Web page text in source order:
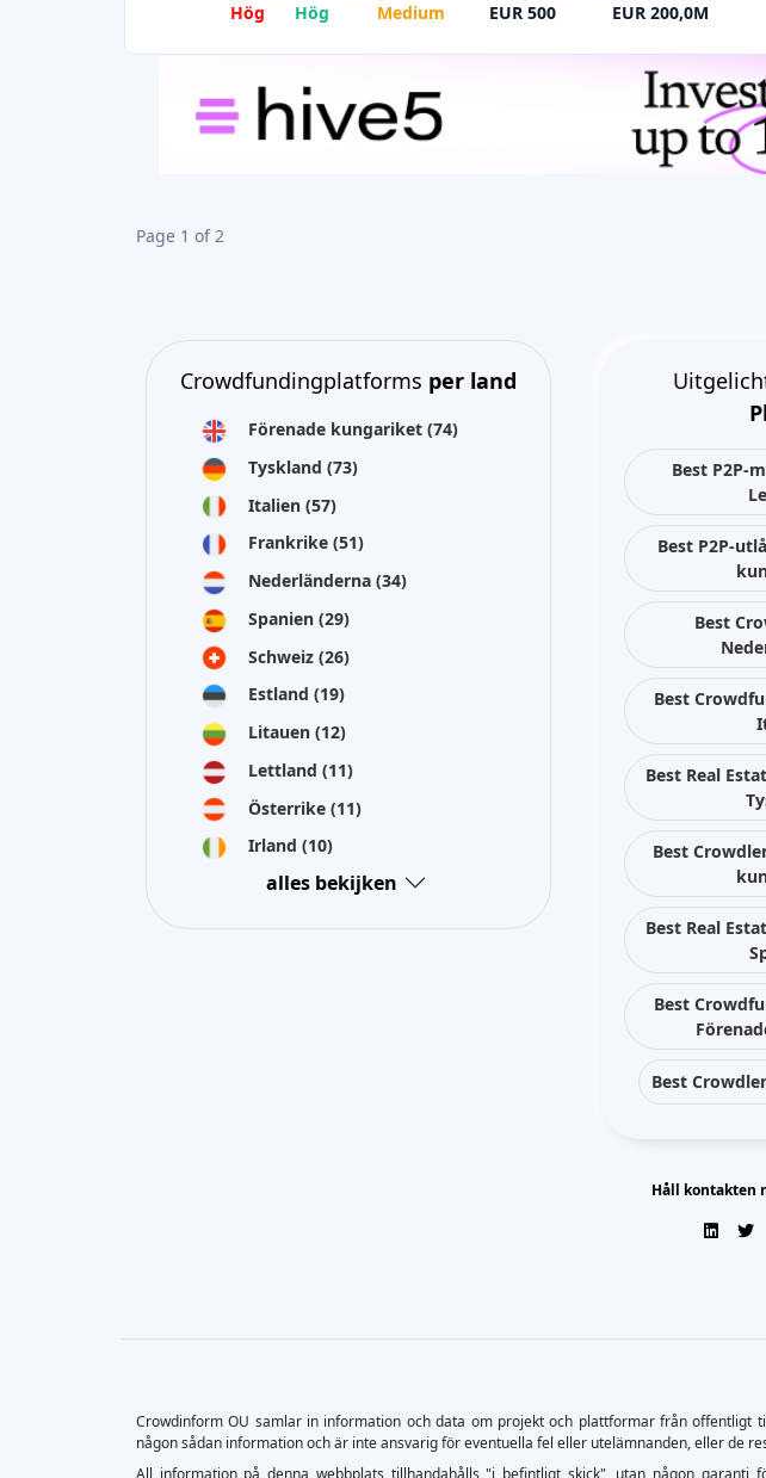
Hög Hög Medium EUR 500 EUR 200,0M
Page 1 of 2
Crowdfundingplatforms per land
Förenade kungariket (74)
Tyskland (73)
Italien (57)
Frankrike (51)
Nederländerna (34)
Spanien (29)
Schweiz (26)
Estland (19)
Litauen (12)
Lettland (11)
Österrike (11)
Irland (10)
alles bekijken
Best P2P-
Best P2P-
Best
Best
Best Real
Best
Best Real
Best
Best
Håll kontakten
Crowdinform OU samlar in information och data om projekt och plattformar från
någon sådan information och är inte ansvarig för eventuella fel eller utelämnanden, eller de
All information på denna webbplats tillhandahålls "i befintligt skick", utan någon